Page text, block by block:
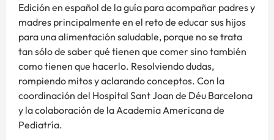
Edición en español de la guía para acompañar padres y
madres principalmente en el reto de educar sus hijos
para una alimentación saludable, porque no se trata
tan sólo de saber qué tienen que comer sino también
como tienen que hacerlo. Resolviendo dudas,
rompiendo mitos y aclarando conceptos. Con la
coordinación del Hospital Sant Joan de Déu Barcelona
y la colaboración de la Academia Americana de
Pediatría.